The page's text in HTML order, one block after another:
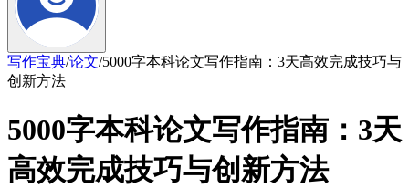
写作宝典/论文/5000字本科论文写作指南：3天高效完成技巧与
创新方法
5000字本科论文写作指南：3天
高效完成技巧与创新方法